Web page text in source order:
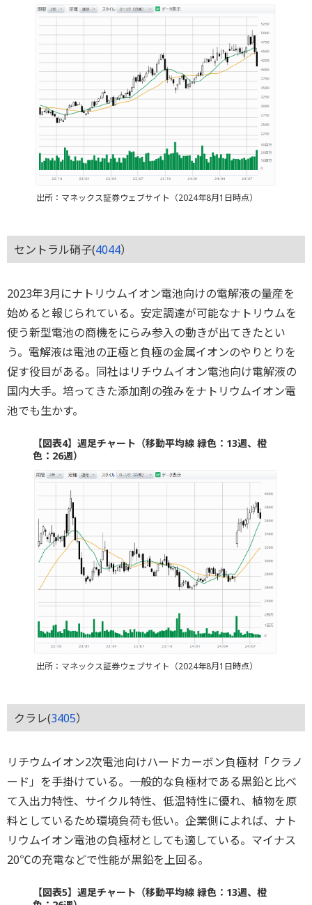
出所：マネックス証券ウェブサイト（2024年8月1日時点）
セントラル硝子(4044）
2023年3月にナトリウムイオン電池向けの電解液の量産を
始めると報じられている。安定調達が可能なナトリウムを
使う新型電池の商機をにらみ参入の動きが出てきたとい
う。電解液は電池の正極と負極の金属イオンのやりとりを
促す役目がある。同社はリチウムイオン電池向け電解液の
国内大手。培ってきた添加剤の強みをナトリウムイオン電
池でも生かす。
【図表4】週足チャート（移動平均線 緑色：13週、橙
色：26週）
出所：マネックス証券ウェブサイト（2024年8月1日時点）
クラレ(3405）
リチウムイオン2次電池向けハードカーボン負極材「クラノ
ード」を手掛けている。一般的な負極材である黒鉛と比べ
て入出力特性、サイクル特性、低温特性に優れ、植物を原
料としているため環境負荷も低い。企業側によれば、ナト
リウムイオン電池の負極材としても適している。マイナス
20℃の充電などで性能が黒鉛を上回る。
【図表5】週足チャート（移動平均線 緑色：13週、橙